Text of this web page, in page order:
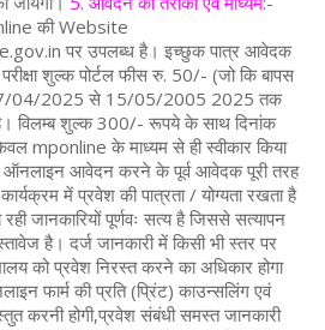
की Website
पर उपलब्ध है। इच्छुक पात्र आवेदक
शुल्क पोर्टल फीस रु. 50/- (जो कि बापस
17/04/2025 से 15/05/2005 2025 तक
शुल्क 300/- रूपये के साथ दिनांक
के माध्यम से ही स्वीकार किया
ऑनलाइन आवेदन करने के पूर्व आवेदक पूरी तरह
में प्रवेश की पात्रता / योग्यता रखता है
जानकारियों पूर्णवः सत्य है जिससे सत्यापन
है। दर्ज जानकारी में किसी भी स्तर पर
को प्रवेश निरस्त करने का अधिकार होगा
फार्म की प्रति (प्रिंट) काउन्सलिंग एवं
करनी होगी,प्रवेश संबंधी समस्त जानकारी